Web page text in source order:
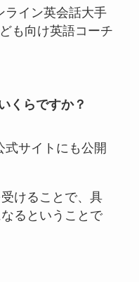
ライン英会話大手
も向け英語コーチ
くらですか？
式サイトにも公開
けることで、具
るということで